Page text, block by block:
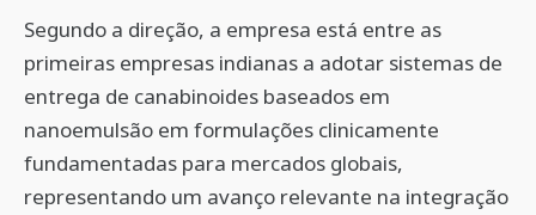
Segundo a direção, a empresa está entre as
primeiras empresas indianas a adotar sistemas de
entrega de canabinoides baseados em
nanoemulsão em formulações clinicamente
fundamentadas para mercados globais,
representando um avanço relevante na integração